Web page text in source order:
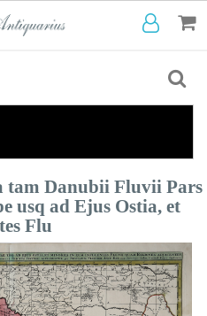
tam Danubii Fluvii Pars
usq ad Ejus Ostia, et
Flu